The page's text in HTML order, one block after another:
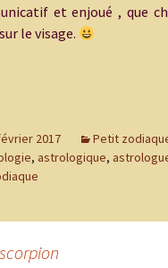
et enjoué , que
le visage.
2017
Petit
, astrologique,